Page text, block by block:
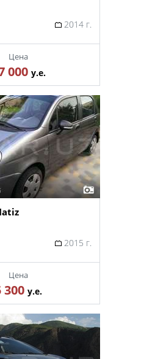
2014 г.
Цена
000 у.е.
2015 г.
Цена
300 у.е.